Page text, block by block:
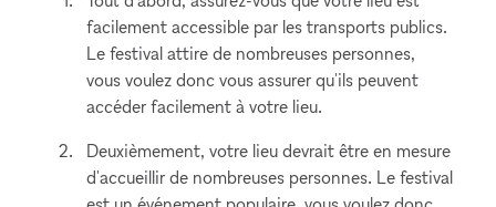
facilement accessible par les transports publics.
Le festival attire de nombreuses personnes,
vous voulez donc vous assurer qu'ils peuvent
accéder facilement à votre lieu.
Deuxièmement, votre lieu devrait être en mesure
d'accueillir de nombreuses personnes. Le festival